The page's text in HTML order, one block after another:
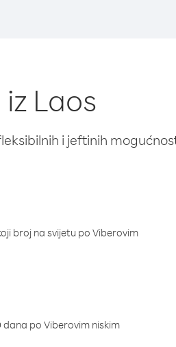
Laos
i jeftinih
broj na svijetu po Viberovim
po Viberovim niskim